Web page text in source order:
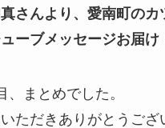
さんより、愛南町のカ
ーブメッセージお届け
、まとめでした。
ただきありがとうござ